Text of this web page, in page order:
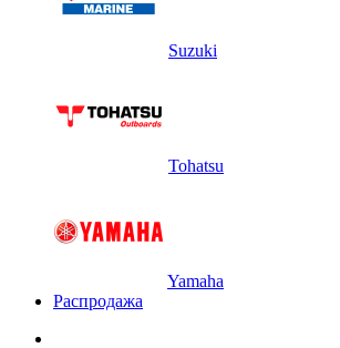
Suzuki
Tohatsu
Yamaha
Распродажа